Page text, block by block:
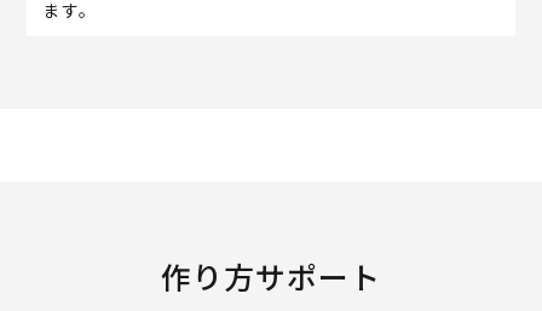
ます。
作り方サポート